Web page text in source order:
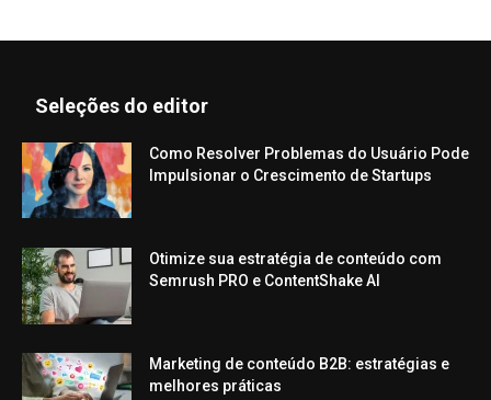
Seleções do editor
Como Resolver Problemas do Usuário Pode
Impulsionar o Crescimento de Startups
Otimize sua estratégia de conteúdo com
Semrush PRO e ContentShake AI
Marketing de conteúdo B2B: estratégias e
melhores práticas